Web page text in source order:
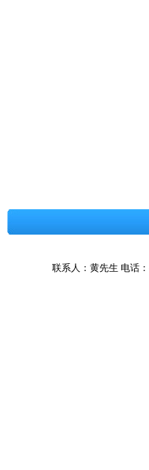
联系人：黄先生 电话